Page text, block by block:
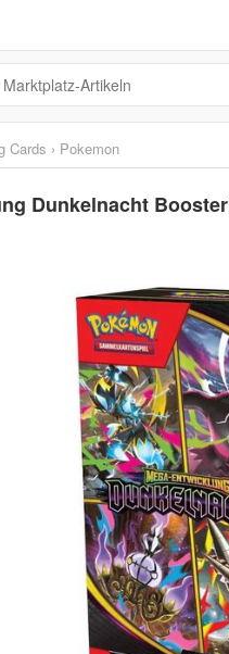
Cards › Pokemon
Dunkelnacht